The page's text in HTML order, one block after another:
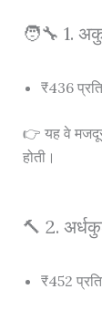
🧑‍🔧 1.
₹436
👉 यह वे मजदूर
होती।
🔨 2.
₹452